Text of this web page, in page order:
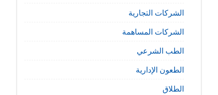
الشركات التجارية
الشركات المساهمة
الطب الشرعي
الطعون الإدارية
الطلاق